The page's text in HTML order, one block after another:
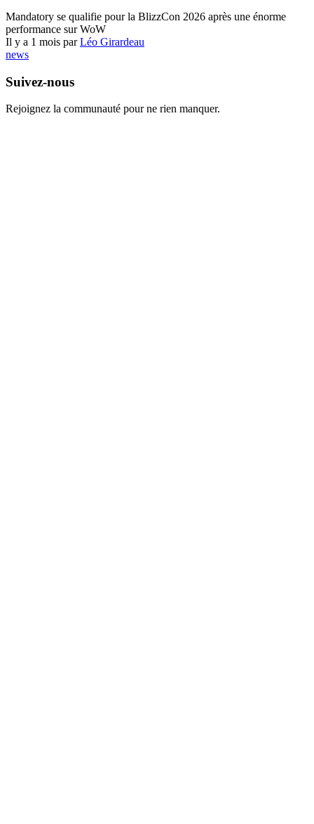
Mandatory se qualifie pour la BlizzCon 2026 après une énorme
performance sur WoW
Il y a 1 mois parLéo Girardeau
news
Suivez-nous
Rejoignez la communauté pour ne rien manquer.